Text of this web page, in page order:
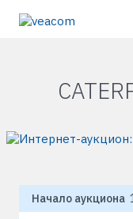
Начало аукциона